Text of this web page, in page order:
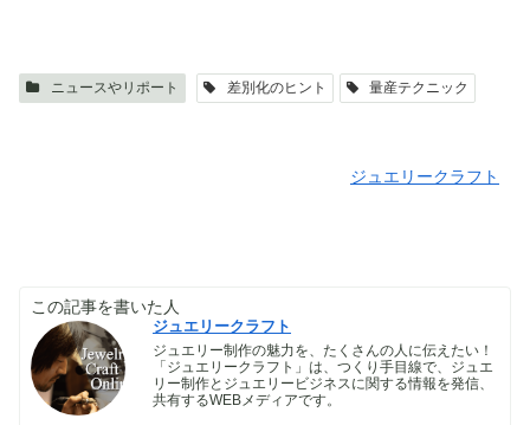
ニュースやリポート 差別化のヒント 量産テクニック
ジュエリークラフト
この記事を書いた人
ジュエリークラフト
ジュエリー制作の魅力を、たくさんの人に伝えたい！
「ジュエリークラフト」は、つくり手目線で、ジュエ
リー制作とジュエリービジネスに関する情報を発信、
共有するWEBメディアです。